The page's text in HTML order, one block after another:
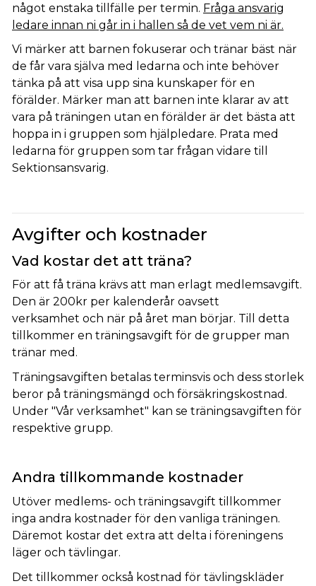
något enstaka tillfälle per termin. Fråga ansvarig
ledare innan ni går in i hallen så de vet vem ni är.
Vi märker att barnen fokuserar och tränar bäst när
de får vara själva med ledarna och inte behöver
tänka på att visa upp sina kunskaper för en
förälder. Märker man att barnen inte klarar av att
vara på träningen utan en förälder är det bästa att
hoppa in i gruppen som hjälpledare. Prata med
ledarna för gruppen som tar frågan vidare till
Sektionsansvarig.
Avgifter och kostnader
Vad kostar det att träna?
För att få träna krävs att man erlagt medlemsavgift.
Den är 200kr per kalenderår oavsett
verksamhet och när på året man börjar. Till detta
tillkommer en träningsavgift för de grupper man
tränar med.
Träningsavgiften betalas terminsvis och dess storlek
beror på träningsmängd och försäkringskostnad.
Under "Vår verksamhet" kan se träningsavgiften för
respektive grupp.
Andra tillkommande kostnader
Utöver medlems- och träningsavgift tillkommer
inga andra kostnader för den vanliga träningen.
Däremot kostar det extra att delta i föreningens
läger och tävlingar.
Det tillkommer också kostnad för tävlingskläder